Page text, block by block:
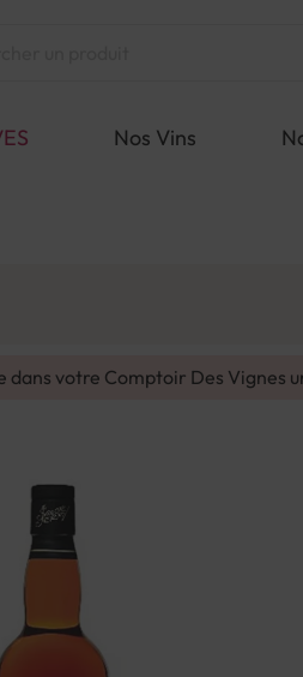
Nos Vins
votre Comptoir Des Vignes